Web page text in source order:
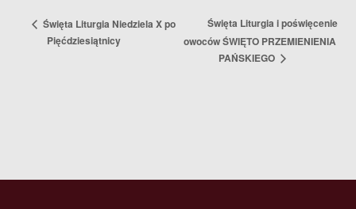
Święta Liturgia Niedziela X po
Pięćdziesiątnicy
Święta Liturgia i poświęcenie
owoców ŚWIĘTO PRZEMIENIENIA
PAŃSKIEGO